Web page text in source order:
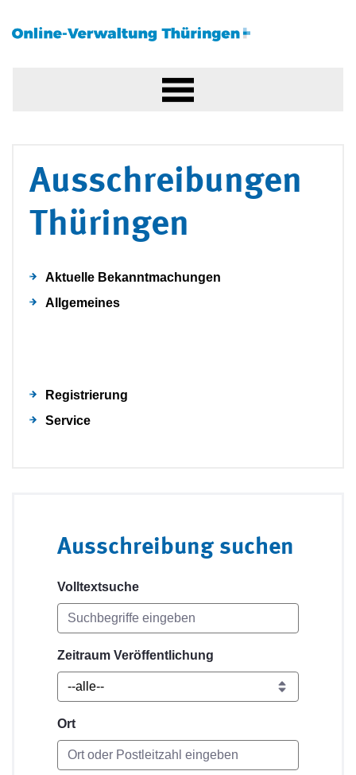
Ausschreibungen
Thüringen
Aktuelle Bekanntmachungen
Allgemeines
Registrierung
Service
Ausschreibung suchen
Volltextsuche
Zeitraum Veröffentlichung
Ort